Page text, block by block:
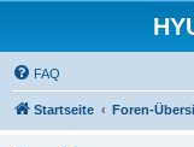
FAQ
Startseite Foren-